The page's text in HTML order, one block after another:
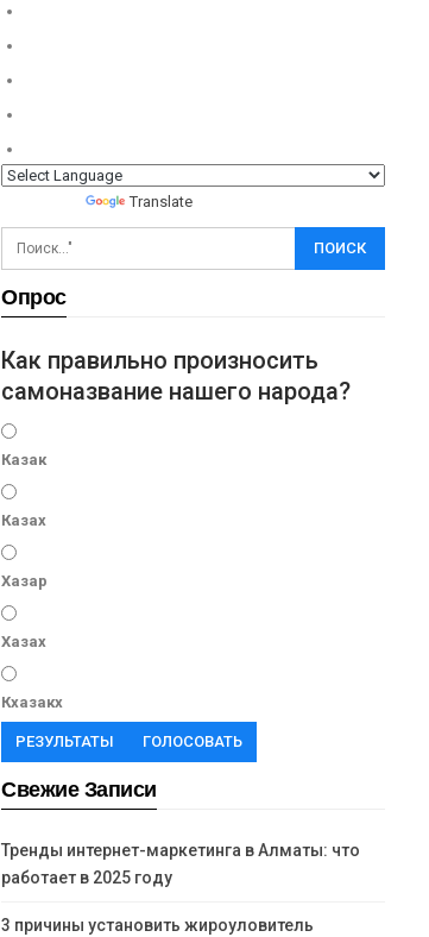
Powered by Translate
Опрос
Как правильно произносить
самоназвание нашего народа?
Казак
Казах
Хазар
Хазах
Кхазакх
РЕЗУЛЬТАТЫ ГОЛОСОВАТЬ
Свежие Записи
Тренды интернет-маркетинга в Алматы: что
работает в 2025 году
3 причины установить жироуловитель